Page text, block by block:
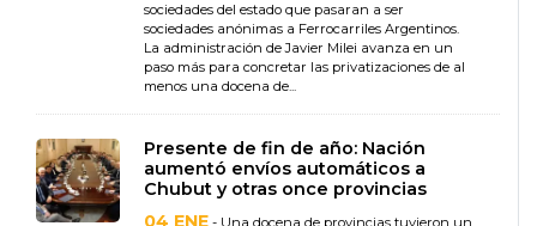
sociedades del estado que pasaran a ser
sociedades anónimas a Ferrocarriles Argentinos.
La administración de Javier Milei avanza en un
paso más para concretar las privatizaciones de al
menos una docena de...
Presente de fin de año: Nación
aumentó envíos automáticos a
Chubut y otras once provincias
04 ENE